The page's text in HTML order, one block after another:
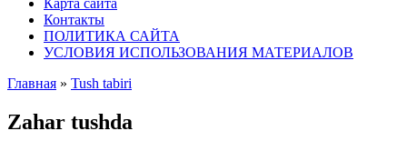
Карта сайта
Контакты
ПОЛИТИКА САЙТА
УСЛОВИЯ ИСПОЛЬЗОВАНИЯ МАТЕРИАЛОВ
Главная » Tush tabiri
Zahar tushda